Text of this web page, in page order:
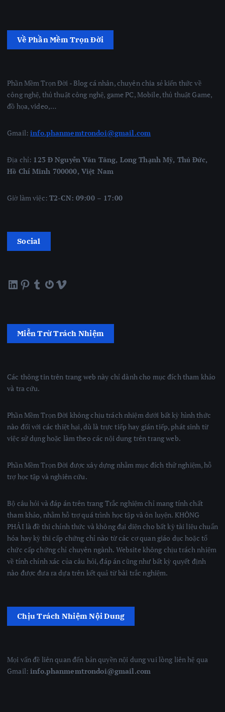
Về Phần Mềm Trọn Đời
Phần Mềm Trọn Đời - Blog cá nhân, chuyên chia sẻ kiến thức về
công nghệ, thủ thuật công nghệ, game PC, Mobile, thủ thuật Game,
đồ họa, video,…
Gmail:info.phanmemtrondoi@gmail.com
Địa chỉ: 123 Đ Nguyễn Văn Tăng, Long Thạnh Mỹ, Thủ Đức,
Hồ Chí Minh 700000, Việt Nam
Giờ làm việc:T2-CN: 09:00 – 17:00
Social
LinkedIn Pinterest Tumblr Gravatar Vimeo
Miễn Trừ Trách Nhiệm
Các thông tin trên trang web này chỉ dành cho mục đích tham khảo
và tra cứu.
Phần Mềm Trọn Đời không chịu trách nhiệm dưới bất kỳ hình thức
nào đối với các thiệt hại, dù là trực tiếp hay gián tiếp, phát sinh từ
việc sử dụng hoặc làm theo các nội dung trên trang web.
Phần Mềm Trọn Đời được xây dựng nhằm mục đích thử nghiệm, hỗ
trợ học tập và nghiên cứu.
Bộ câu hỏi và đáp án trên trang Trắc nghiệm chỉ mang tính chất
tham khảo, nhằm hỗ trợ quá trình học tập và ôn luyện. KHÔNG
PHẢI là đề thi chính thức và không đại diện cho bất kỳ tài liệu chuẩn
hóa hay kỳ thi cấp chứng chỉ nào từ các cơ quan giáo dục hoặc tổ
chức cấp chứng chỉ chuyên ngành. Website không chịu trách nhiệm
về tính chính xác của câu hỏi, đáp án cũng như bất kỳ quyết định
nào được đưa ra dựa trên kết quả từ bài trắc nghiệm.
Chịu Trách Nhiệm Nội Dung
Mọi vấn đề liên quan đến bản quyền nội dung vui lòng liên hệ qua
Gmail:info.phanmemtrondoi@gmail.com